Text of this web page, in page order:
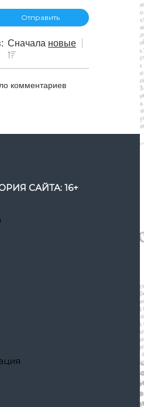
Сначала новые
комментариев
САЙТА: 16+